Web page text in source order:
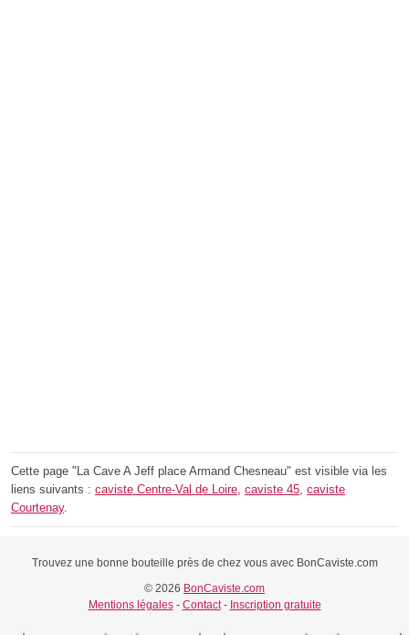
Cette page "La Cave A Jeff place Armand Chesneau" est visible via les
liens suivants : caviste Centre-Val de Loire, caviste 45, caviste
Courtenay.
Trouvez une bonne bouteille près de chez vous avec BonCaviste.com
© 2026 BonCaviste.com
Mentions légales- Contact- Inscription gratuite